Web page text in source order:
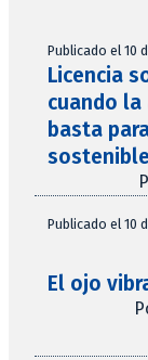
Publicado el 10
Licencia
cuando la
basta
Publicado el 10
El ojo